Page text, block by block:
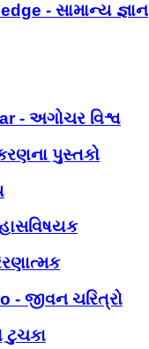
- સામાન્ય જ્ઞાન
- અગોચર વિશ્વ
પુસ્તકો
- જીવન ચરિત્રો
ટુચકા